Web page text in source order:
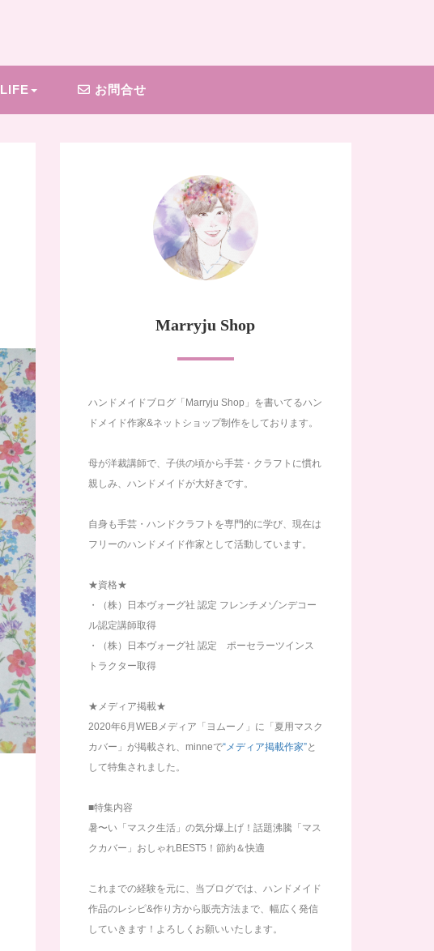
LIFE お問合せ
Marryju Shop
ハンドメイドブログ「Marryju Shop」を書いてるハン
ドメイド作家&ネットショップ制作をしております。
母が洋裁講師で、子供の頃から手芸・クラフトに慣れ
親しみ、ハンドメイドが大好きです。
自身も手芸・ハンドクラフトを専門的に学び、現在は
フリーのハンドメイド作家として活動しています。
★資格★
・（株）日本ヴォーグ社 認定 フレンチメゾンデコー
ル認定講師取得
・（株）日本ヴォーグ社 認定 ポーセラーツインス
トラクター取得
★メディア掲載★
2020年6月WEBメディア「ヨムーノ」に「夏用マスク
カバー」が掲載され、minneで“メディア掲載作家”と
して特集されました。
■特集内容
暑〜い「マスク生活」の気分爆上げ！話題沸騰「マス
クカバー」おしゃれBEST5！節約＆快適
これまでの経験を元に、当ブログでは、ハンドメイド
作品のレシピ&作り方から販売方法まで、幅広く発信
していきます！よろしくお願いいたします。